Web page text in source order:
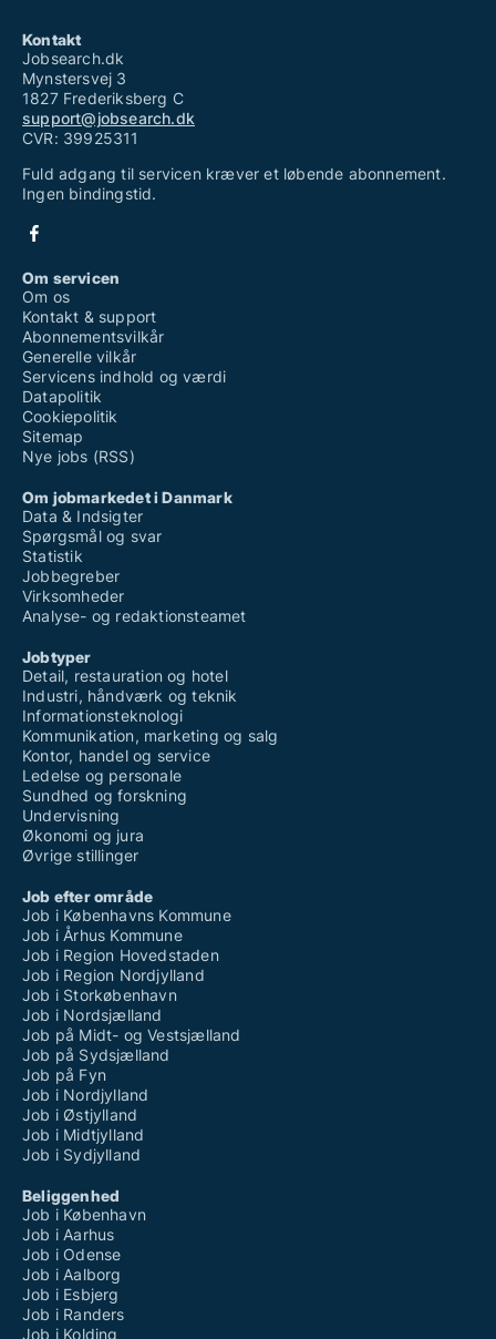
Kontakt
Jobsearch.dk
Mynstersvej 3
1827 Frederiksberg C
support@jobsearch.dk
CVR: 39925311
Fuld adgang til servicen kræver et løbende abonnement.
Ingen bindingstid.
Om servicen
Om os
Kontakt & support
Abonnementsvilkår
Generelle vilkår
Servicens indhold og værdi
Datapolitik
Cookiepolitik
Sitemap
Nye jobs (RSS)
Om jobmarkedet i Danmark
Data & Indsigter
Spørgsmål og svar
Statistik
Jobbegreber
Virksomheder
Analyse- og redaktionsteamet
Jobtyper
Detail, restauration og hotel
Industri, håndværk og teknik
Informationsteknologi
Kommunikation, marketing og salg
Kontor, handel og service
Ledelse og personale
Sundhed og forskning
Undervisning
Økonomi og jura
Øvrige stillinger
Job efter område
Job i Københavns Kommune
Job i Århus Kommune
Job i Region Hovedstaden
Job i Region Nordjylland
Job i Storkøbenhavn
Job i Nordsjælland
Job på Midt- og Vestsjælland
Job på Sydsjælland
Job på Fyn
Job i Nordjylland
Job i Østjylland
Job i Midtjylland
Job i Sydjylland
Beliggenhed
Job i København
Job i Aarhus
Job i Odense
Job i Aalborg
Job i Esbjerg
Job i Randers
Job i Kolding